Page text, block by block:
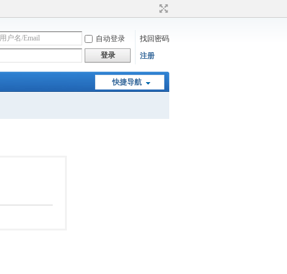
自动登录
找回密码
登录 注册
快捷导航